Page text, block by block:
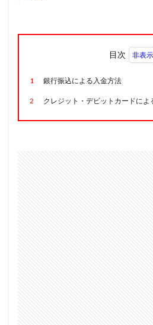
目次
1 銀行振込による入金方法
2 クレジット・デビットカードによ